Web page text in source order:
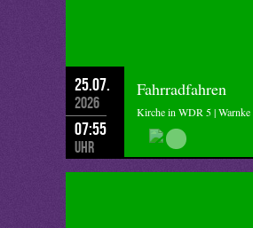
25.07.
2026
07:55
Uhr
Fahrradfahren
Kirche in WDR 5 | Warnke